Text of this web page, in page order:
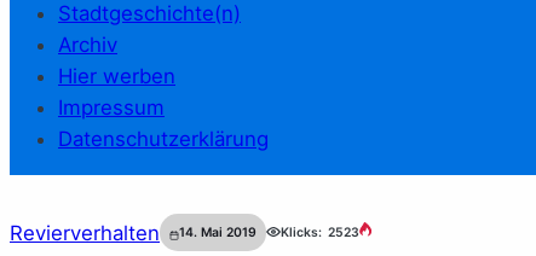
Stadtgeschichte(n)
Archiv
Hier werben
Impressum
Datenschutzerklärung
Revierverhalten 14. Mai 2019 Klicks: 2523